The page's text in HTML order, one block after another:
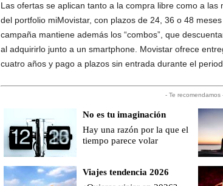
Las ofertas se aplican tanto a la compra libre como a
del portfolio miMovistar, con plazos de 24, 36 o 48
campaña mantiene además los “combos”, que
al adquirirlo junto a un smartphone. Movistar ofrece
cuatro años y pago a plazos sin entrada durante el
- Te recomendamos
No es tu imaginación
Hay una razón por la que el
tiempo parece volar
Viajes tendencia 2026